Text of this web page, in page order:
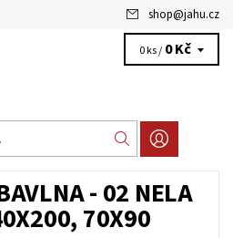
shop@jahu.cz
0 ks / 0 Kč
- 02 NELA
70X90